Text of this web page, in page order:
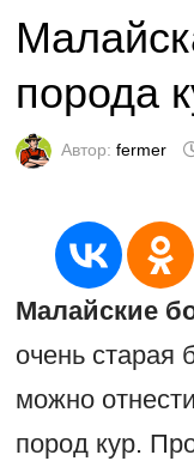
порода
Автор: fermer
Малайские
очень старая
можно
пород кур.